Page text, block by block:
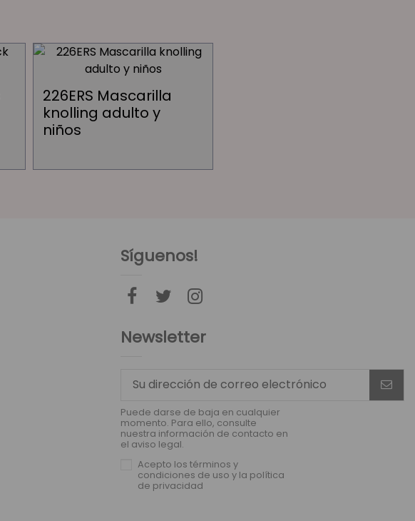
226ERS Mascarilla
knolling adulto y
niños
Síguenos!
Newsletter
Puede darse de baja en cualquier
momento. Para ello, consulte
nuestra información de contacto en
el aviso legal.
Acepto los términos y
condiciones de uso y la política
de privacidad